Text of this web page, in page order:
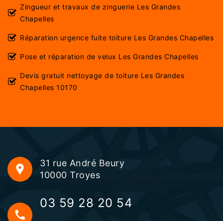
Zingueur et travaux de zinguerie Les Grandes
Chapelles
Réparation urgence fuite toiture Les Grandes Chapelles
Pose et réparation de velux Les Grandes Chapelles
Devis gratuit nettoyage de toiture Les Grandes
Chapelles 10170
31 rue André Beury
10000 Troyes
03 59 28 20 54